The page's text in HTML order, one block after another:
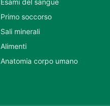
Primo soccorso
Sali minerali
Alimenti
Anatomia corpo umano